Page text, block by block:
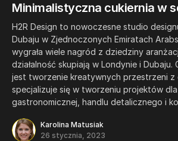
Minimalistyczna cukiernia w
H2R Design to nowoczesne studio
Dubaju w Zjednoczonych Emiratach
wygrała wiele nagród z dziedziny
działalność skupiają w Londynie i Dubaju.
jest tworzenie kreatywnych przestrzeni z
specjalizuje się w tworzeniu projektów
gastronomicznej, handlu detalicznego i
Karolina Matusiak
26 stycznia, 2023